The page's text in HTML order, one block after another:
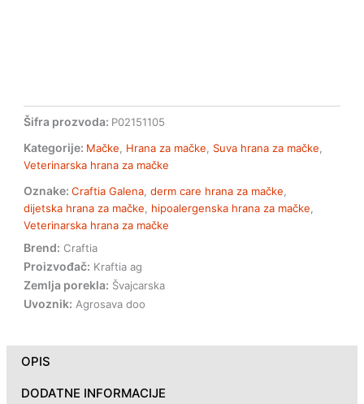
Šifra prozvoda: P02151105
Kategorije: Mačke Hrana za mačke Suva hrana za mačke
Veterinarska hrana za mačke
Oznake: Craftia Galena ,derm care hrana za mačke
dijetska hrana za mačke
hipoalergenska hrana za mačke
Veterinarska hrana za mačke
Brend: Craftia
Proizvođač: Kraftia ag
Zemlja porekla: Švajcarska
Uvoznik: Agrosava doo
OPIS
DODATNE INFORMACIJE